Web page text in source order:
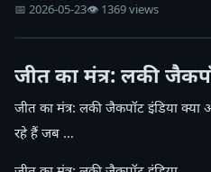
📅 2026-05-23👁 1369 views
जीत का मंत्र: लकी
जीत का मंत्र: लकी जैकपॉट इंडिया
रहे हैं जब …